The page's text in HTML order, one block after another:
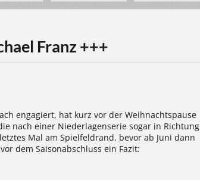
Franz +++
engagiert, hat kurz vor der Weihnachtspause
nach einer Niederlagenserie sogar in Richtung
Mal am Spielfeldrand, bevor ab Juni dann
dem Saisonabschluss ein Fazit: